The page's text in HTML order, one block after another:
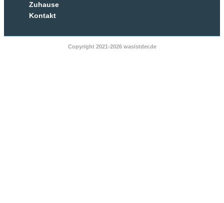
Zuhause
Kontakt
Copyright 2021-2026 wasistder.de